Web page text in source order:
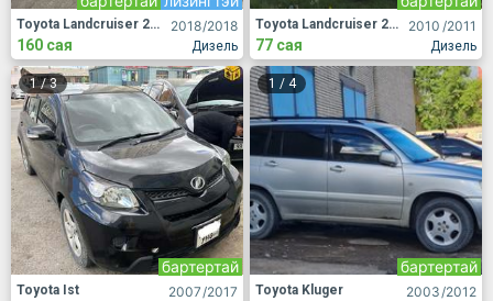
2018/2018
Дизель
Toyota Landcruiser 200
160 сая
2010 /2011
Дизель
Toyota Landcruiser 200
77 сая
1/3
2007/2017
бартертай
Toyota Ist
1 / 4
2003/2012
бартертай
Toyota Kluger